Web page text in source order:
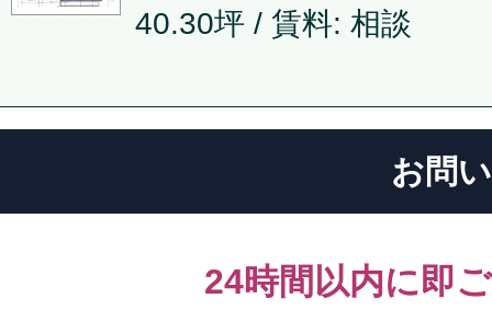
40.30坪 / 賃料: 相談
お問
24時間以内に即